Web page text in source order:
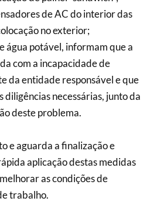
de AC do interior das
no exterior;
água potável, informam que a
com a incapacidade de
da entidade responsável e que
diligências necessárias, junto da
deste problema.
e aguarda a finalização e
aplicação destas medidas
as condições de
trabalho.